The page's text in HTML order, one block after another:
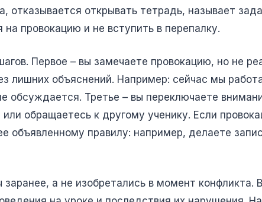
открывать тетрадь, называет
провокацию и не вступить в перепалку.
Первое – вы замечаете провокацию, но не
лишних объяснений. Например: сейчас мы
обсуждается. Третье – вы переключаете
обращаетесь к другому ученику. Если
объявленному правилу: например, делаете
а не изобретались в момент конфликта.